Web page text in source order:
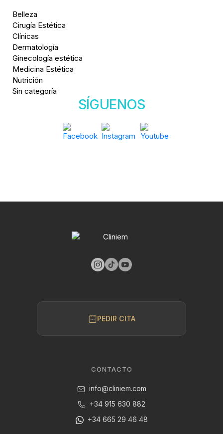
Belleza
Cirugía Estética
Clínicas
Dermatología
Ginecología estética
Medicina Estética
Nutrición
Sin categoría
SÍGUENOS
PEDIR CITA
CONTACTO
info@cliniem.com
+34 915 630 882
+34 665 29 46 48